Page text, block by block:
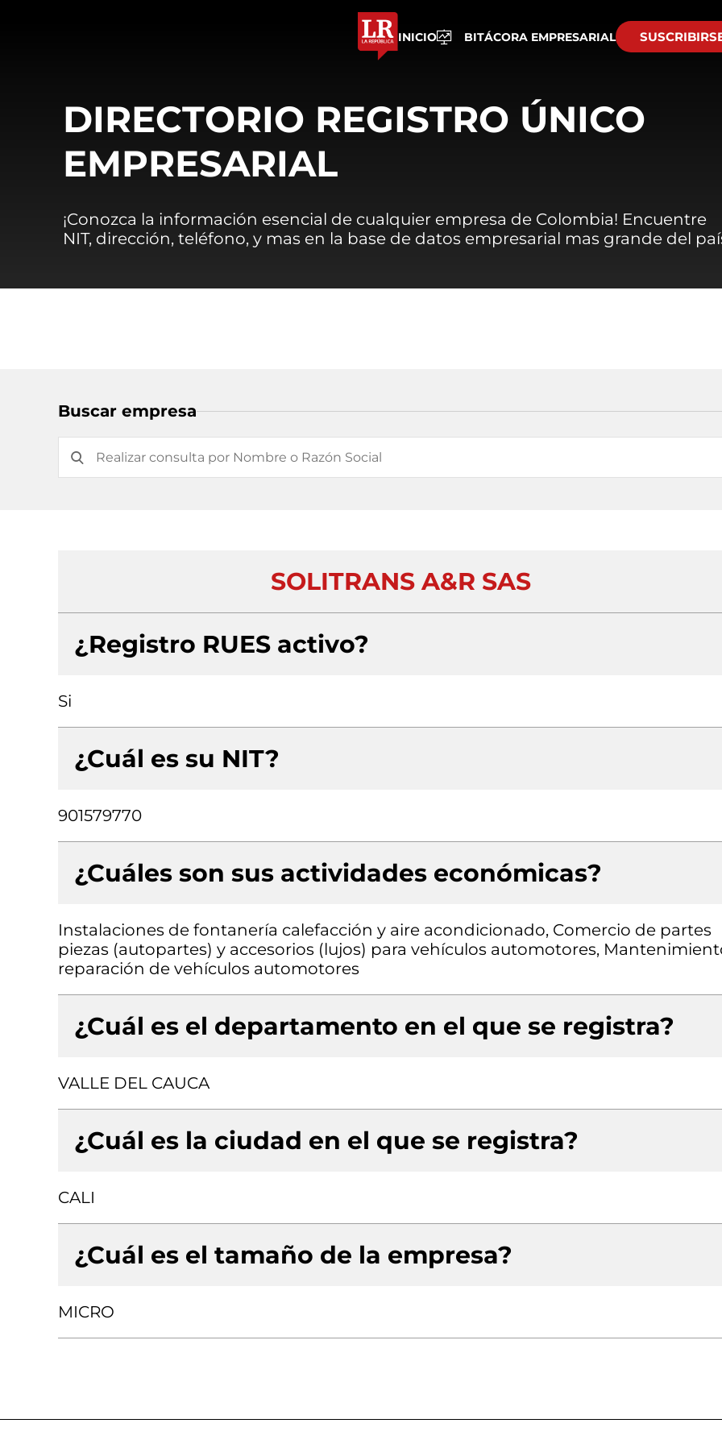
INICIO BITÁCORA EMPRESARIAL
DIRECTORIO REGISTRO ÚNICO
EMPRESARIAL
¡Conozca la información esencial de cualquier empresa de Colombia! Encuentre
NIT, dirección, teléfono, y mas en la base de datos empresarial mas grande del
Buscar empresa
SOLITRANS A&R SAS
¿Registro RUES activo?
Si
¿Cuál es su NIT?
901579770
¿Cuáles son sus actividades económicas?
Instalaciones de fontanería calefacción y aire acondicionado, Comercio de partes
piezas (autopartes) y accesorios (lujos) para vehículos automotores,
reparación de vehículos automotores
¿Cuál es el departamento en el que se registra?
VALLE DEL CAUCA
¿Cuál es la ciudad en el que se registra?
CALI
¿Cuál es el tamaño de la empresa?
MICRO